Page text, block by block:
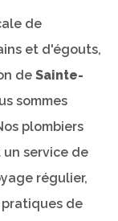
de
et d'égouts,
de Sainte-
sommes
plombiers
service de
régulier,
de